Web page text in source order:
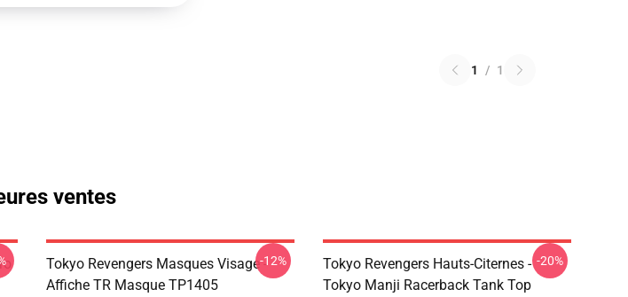
1 / 1
ventes
Tokyo Revengers Masques Visage -
Affiche TR Masque TP1405
-12%
Tokyo Revengers Hauts-Citernes -
Tokyo Manji Racerback Tank Top
-20%